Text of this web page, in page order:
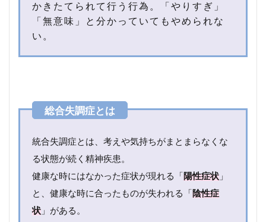
4
な
さ
ん
プ
フ
ィ
ル
5
かきたてられて行う行為。「やりすぎ」
「無意味」と分かっていてもやめられな
い。
統合失調症とは、考えや気持ちがまとまらなくな
る状態が続く精神疾患。
健康な時にはなかった症状が現れる「陽性症状 」
と、健康な時に合ったものが失われる「陰性症
状 」がある。